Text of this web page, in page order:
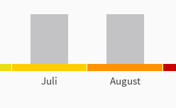
Juli August